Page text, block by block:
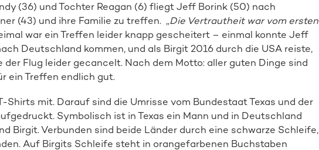
(36) und Tochter Reagan (6) fliegt Jeff Borink (50) nach
(43) und ihre Familie zu treffen. „Die Vertrautheit war vom ersten
war ein Treffen leider knapp gescheitert – einmal konnte Jeff
Deutschland kommen, und als Birgit 2016 durch die USA reiste,
der Flug leider gecancelt. Nach dem Motto: aller guten Dinge sind
ein Treffen endlich gut.
mit. Darauf sind die Umrisse vom Bundestaat Texas und der
Symbolisch ist in Texas ein Mann und in Deutschland
Birgit. Verbunden sind beide Länder durch eine schwarze Schleife,
Auf Birgits Schleife steht in orangefarbenen Buchstaben
Spender:in werden